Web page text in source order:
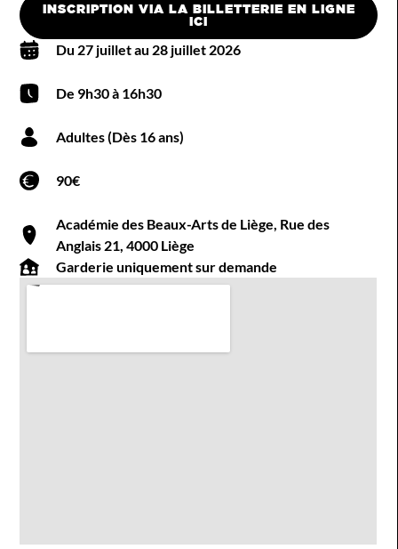
INSCRIPTION VIA LA BILLETTERIE EN LIGNE
ICI
Du 27 juillet au 28 juillet 2026
De 9h30 à 16h30
Adultes (Dès 16 ans)
90€
Académie des Beaux-Arts de Liège, Rue des
Anglais 21, 4000 Liège
Garderie uniquement sur demande